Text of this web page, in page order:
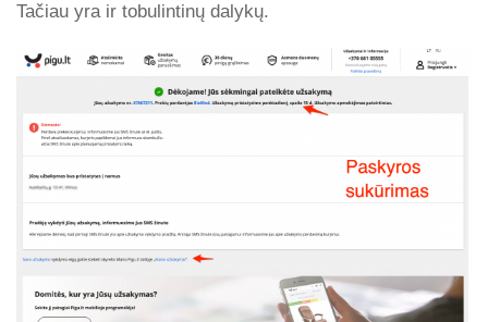
Tačiau yra ir tobulintinų dalykų.